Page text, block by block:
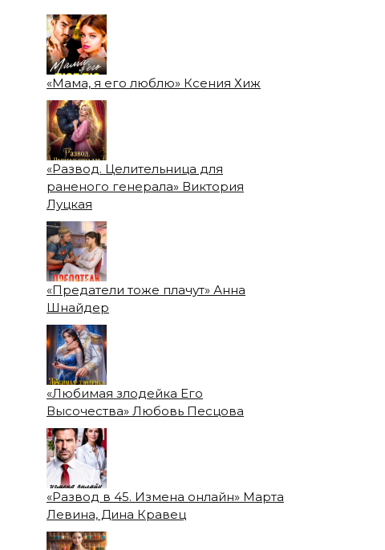
«Мама, я его люблю» Ксения Хиж
«Развод. Целительница для
раненого генерала» Виктория
Луцкая
«Предатели тоже плачут» Анна
Шнайдер
«Любимая злодейка Его
Высочества» Любовь Песцова
«Развод в 45. Измена онлайн» Марта
Левина, Дина Кравец